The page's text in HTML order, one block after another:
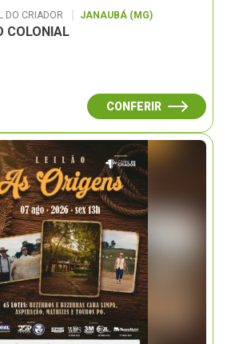
DO CRIADOR JANAUBÁ (MG)
COLONIAL
CONFERIR